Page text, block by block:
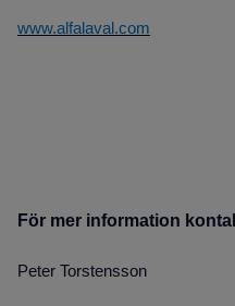
www.alfalaval.com
För mer information
Peter Torstensson